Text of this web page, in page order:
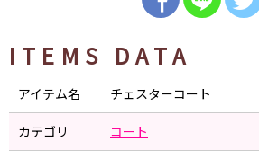
ITEMS DATA
アイテム名 チェスターコート
カテゴリ コート